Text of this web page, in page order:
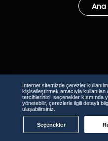
İnternet sitemizde çerezler
kişiselleştirmek amacıyla
tercihlerinizi, seçenekler kısmında
yönetebilir, çerezlerle ilgili detaylı
ulaşabilirsiniz.
Seçenekler